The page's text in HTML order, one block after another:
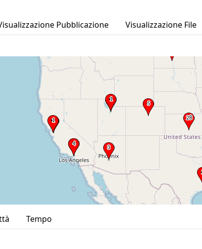
Pubblicazione Visualizzazione File
Tempo